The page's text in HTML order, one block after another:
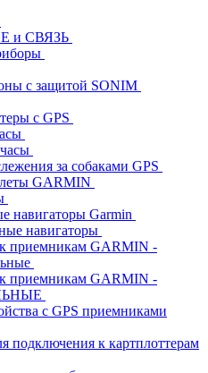
и СВЯЗЬ
с защитой SONIM
с GPS
за собаками GPS
GARMIN
навигаторы Garmin
навигаторы
приемникам GARMIN -
приемникам GARMIN -
с GPS приемниками
к картплоттерам